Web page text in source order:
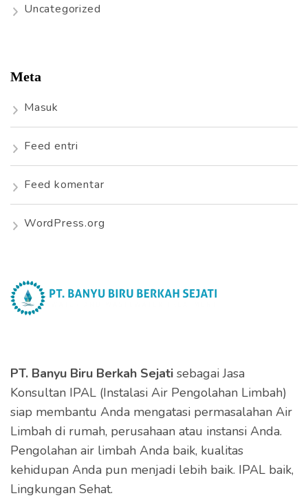
Uncategorized
Meta
Masuk
Feed entri
Feed komentar
WordPress.org
PT. Banyu Biru Berkah Sejati sebagai Jasa
Konsultan IPAL (Instalasi Air Pengolahan Limbah)
siap membantu Anda mengatasi permasalahan Air
Limbah di rumah, perusahaan atau instansi Anda.
Pengolahan air limbah Anda baik, kualitas
kehidupan Anda pun menjadi lebih baik. IPAL baik,
Lingkungan Sehat.